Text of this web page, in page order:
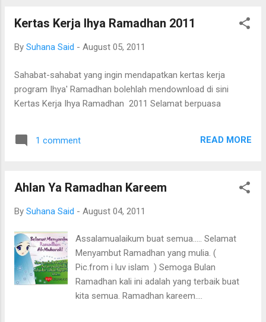
Hari-Hari 10. Tubuh Badan Saya 11. Alatan
2 14. Mari Belajar Bahasa Arab Nasyid yang
j-QAF mengajar dan belajar Bahasa Arab.
serendah RM 20.00 sahaja ( tidak termasuk
Kertas Kerja Ihya Ramadhan 2011
By Suhana Said - August 05, 2011
Sahabat-sahabat yang ingin mendapatkan kertas kerja
program Ihya' Ramadhan bolehlah mendownload di sini
Kertas Kerja Ihya Ramadhan 2011 Selamat berpuasa
1 comment READ MORE
Ahlan Ya Ramadhan Kareem
By Suhana Said - August 04, 2011
Assalamualaikum buat semua..... Selamat
Menyambut Ramadhan yang mulia. (
Pic.from i luv islam ) Semoga Bulan
Ramadhan kali ini adalah yang terbaik buat
kita semua. Ramadhan kareem....